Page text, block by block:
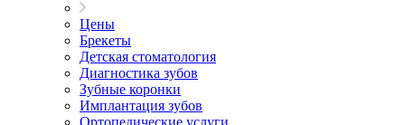
Цены
Брекеты
Детская стоматология
Диагностика зубов
Зубные коронки
Имплантация зубов
Ортопедические услуги